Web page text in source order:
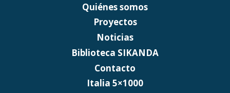
Quiénes somos
Proyectos
Noticias
Biblioteca SIKANDA
Contacto
Italia 5×1000